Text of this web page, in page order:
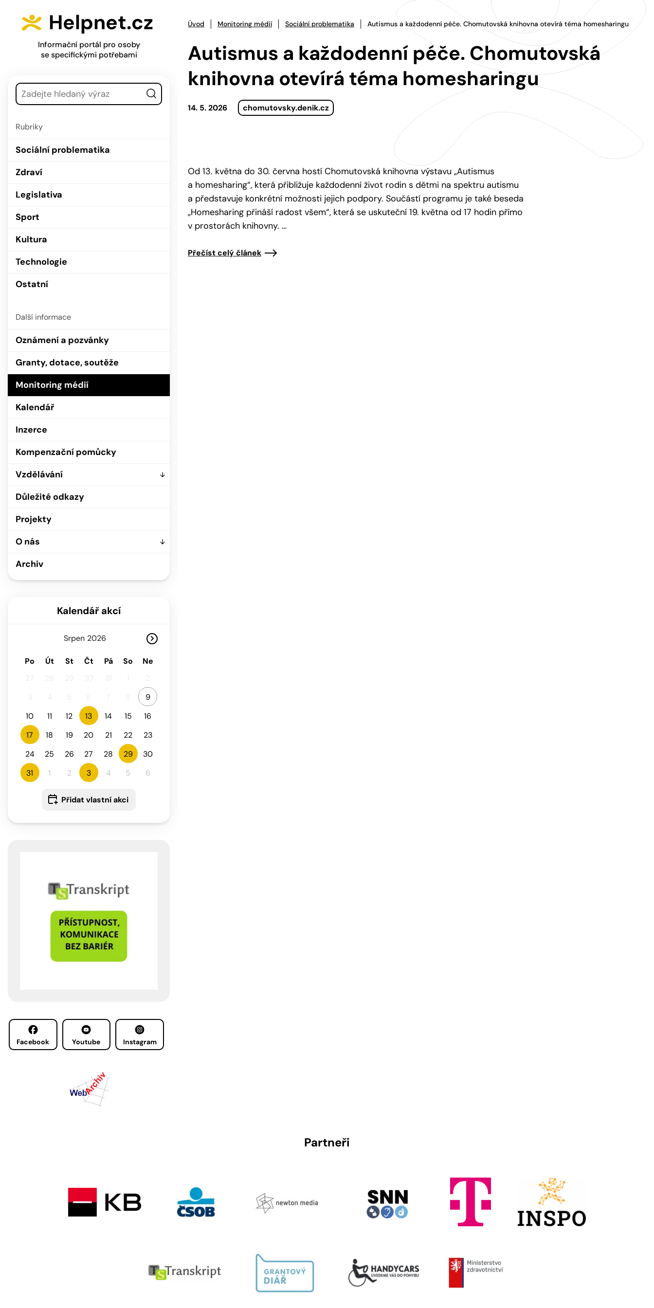
Helpnet.cz
Informační portál pro osoby
se specifickými potřebami
Rubriky
Sociální problematika
Zdraví
Legislativa
Sport
Kultura
Technologie
Ostatní
Další informace
Oznámení a pozvánky
Granty, dotace, soutěže
Monitoring médií
Kalendář
Inzerce
Kompenzační pomůcky
Vzdělávání
Důležité odkazy
Projekty
O nás
Archiv
Kalendář akcí
Srpen
Po Út St Čt Pá So
Ne
9
10
11 12 13 14 15
16
17
18 19 20 21 22
23
24
25 26 27 28 29
30
31
1 2 3 4 5 6
Přidat vlastní akci
Facebook Youtube Instagram
Úvod Monitoring médií Sociální problematika Autismus a každodenní péče. Chomutovská knihovna otevírá téma homesharingu
Autismus a každodenní péče. Chomutovská
knihovna otevírá téma homesharingu
14. 5. 2026 chomutovsky.denik.cz
Od 13. května do 30. června hostí Chomutovská knihovna výstavu „Autismus
a homesharing“, která přibližuje každodenní život rodin s dětmi na spektru autismu
a představuje konkrétní možnosti jejich podpory. Součástí programu je také beseda
„Homesharing přináší radost všem“, která se uskuteční 19. května od 17 hodin přímo
v prostorách knihovny. …
Přečíst celý článek
Partneři